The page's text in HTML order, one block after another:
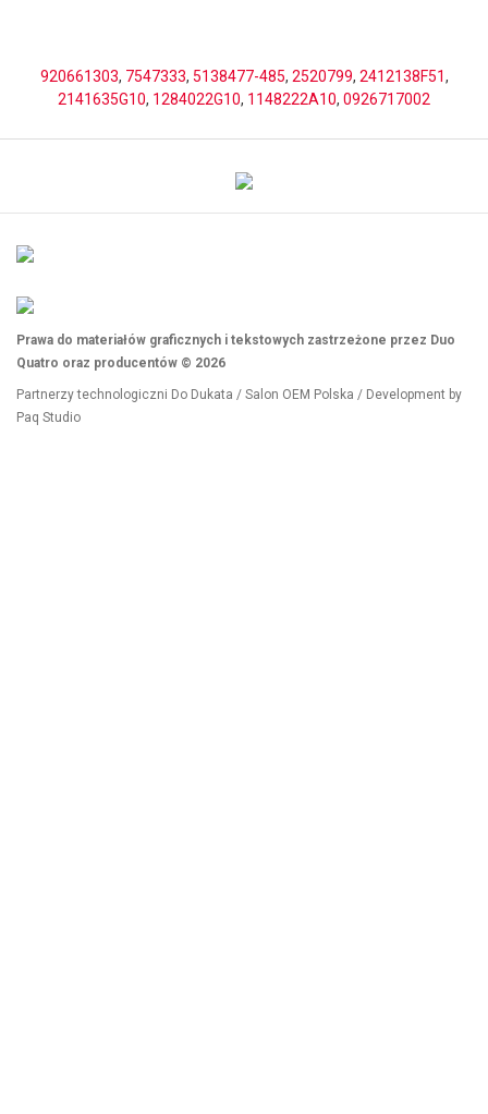
920661303, 7547333, 5138477-485, 2520799, 2412138F51,
2141635G10, 1284022G10, 1148222A10, 0926717002
Prawa do materiałów graficznych i tekstowych zastrzeżone przez Duo
Quatro oraz producentów © 2026
Partnerzy technologiczni Do Dukata / Salon OEM Polska / Development by
Paq Studio